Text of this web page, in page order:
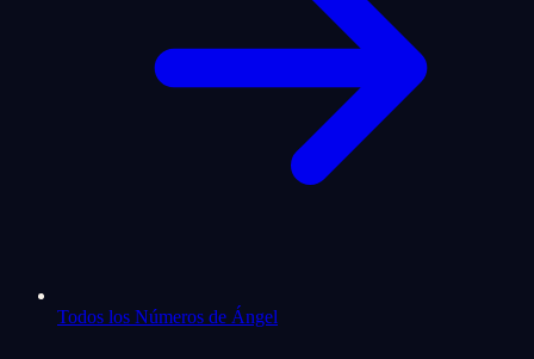
Todos los Números de Ángel